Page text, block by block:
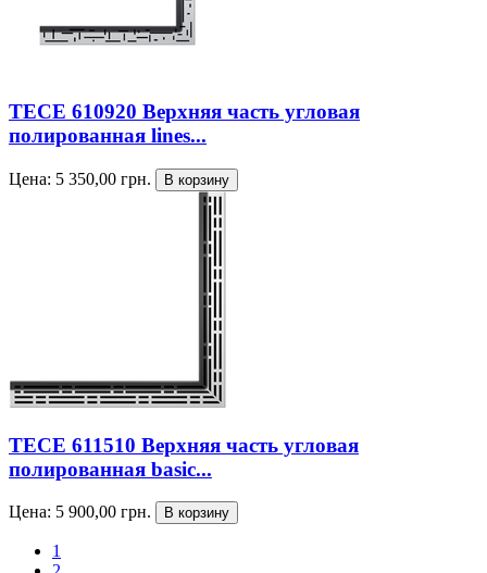
TECE 610920 Верхняя часть угловая
полированная lines...
Цена: 5 350,00 грн.
TECE 611510 Верхняя часть угловая
полированная basic...
Цена: 5 900,00 грн.
1